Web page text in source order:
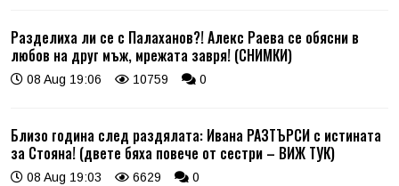
Разделиха ли се с Палаханов?! Алекс Раева се обясни в
любов на друг мъж, мрежата завря! (СНИМКИ)
08 Aug 19:06 10759 0
Близо година след раздялата: Ивана РАЗТЪРСИ с истината
за Стояна! (двете бяха повече от сестри – ВИЖ ТУК)
08 Aug 19:03 6629 0